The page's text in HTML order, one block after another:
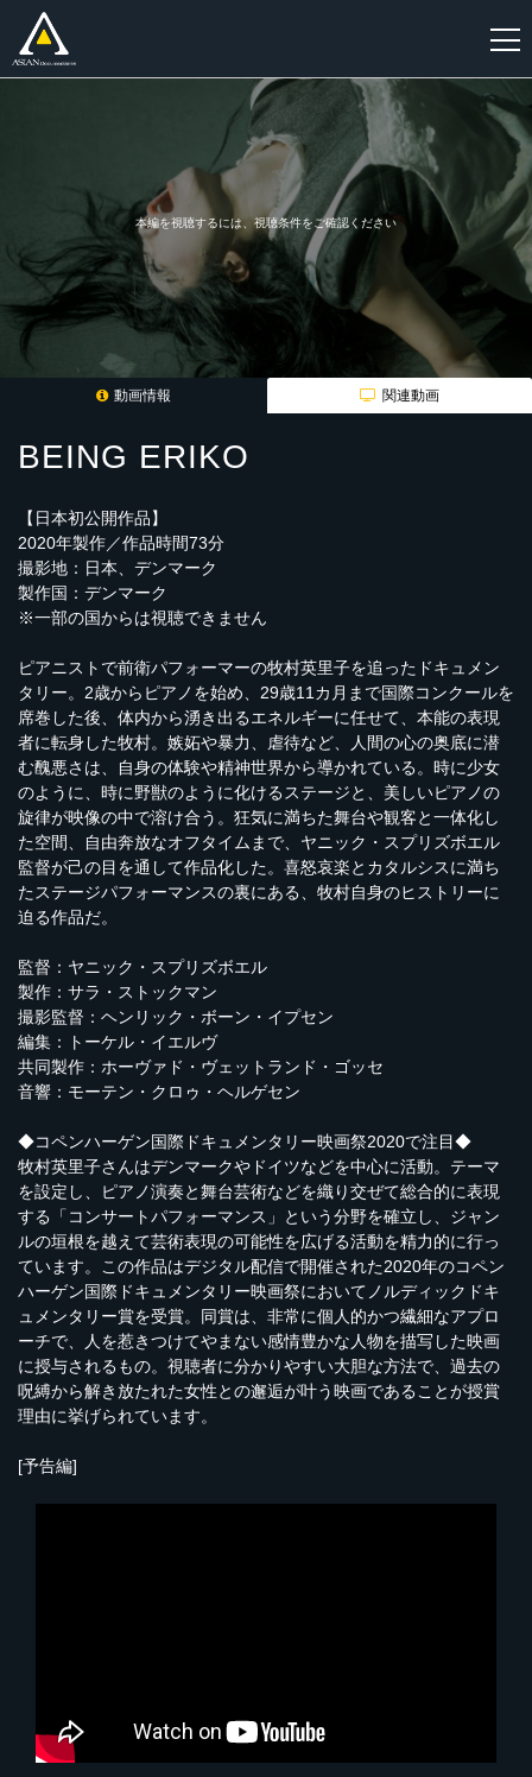
新
規
登
録
本編を視聴するには、視聴条件をご確認ください
動画情報 関連動画
BEING ERIKO
【日本初公開作品】
2020年製作／作品時間73分
撮影地：日本、デンマーク
製作国：デンマーク
※一部の国からは視聴できません
ピアニストで前衛パフォーマーの牧村英里子を追ったドキュメン
タリー。2歳からピアノを始め、29歳11カ月まで国際コンクールを
席巻した後、体内から湧き出るエネルギーに任せて、本能の表現
者に転身した牧村。嫉妬や暴力、虐待など、人間の心の奥底に潜
む醜悪さは、自身の体験や精神世界から導かれている。時に少女
のように、時に野獣のように化けるステージと、美しいピアノの
旋律が映像の中で溶け合う。狂気に満ちた舞台や観客と一体化し
た空間、自由奔放なオフタイムまで、ヤニック・スプリズボエル
監督が己の目を通して作品化した。喜怒哀楽とカタルシスに満ち
たステージパフォーマンスの裏にある、牧村自身のヒストリーに
迫る作品だ。
監督：ヤニック・スプリズボエル
製作：サラ・ストックマン
撮影監督：ヘンリック・ボーン・イプセン
編集：トーケル・イエルヴ
共同製作：ホーヴァド・ヴェットランド・ゴッセ
音響：モーテン・クロゥ・ヘルゲセン
◆コペンハーゲン国際ドキュメンタリー映画祭2020で注目◆
牧村英里子さんはデンマークやドイツなどを中心に活動。テーマ
を設定し、ピアノ演奏と舞台芸術などを織り交ぜて総合的に表現
する「コンサートパフォーマンス」という分野を確立し、ジャン
ルの垣根を越えて芸術表現の可能性を広げる活動を精力的に行っ
ています。この作品はデジタル配信で開催された2020年のコペン
ハーゲン国際ドキュメンタリー映画祭においてノルディックドキ
ュメンタリー賞を受賞。同賞は、非常に個人的かつ繊細なアプロ
ーチで、人を惹きつけてやまない感情豊かな人物を描写した映画
に授与されるもの。視聴者に分かりやすい大胆な方法で、過去の
呪縛から解き放たれた女性との邂逅が叶う映画であることが授賞
理由に挙げられています。
[予告編]